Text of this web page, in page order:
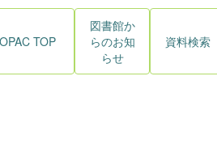
OPAC TOP
図書館か
らのお知
らせ
資料検索